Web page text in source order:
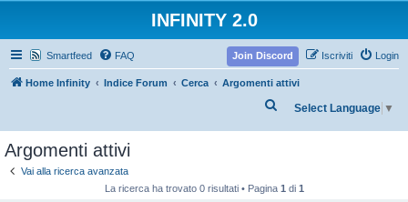
INFINITY 2.0
Smartfeed FAQ Login
Iscriviti
Join Discord
Home Infinity Indice Forum Cerca Argomenti attivi
Select Language ▼
a
Argomenti attivi
Vai alla ricerca avanzata
La ricerca ha trovato 0 risultati • Pagina 1 di 1